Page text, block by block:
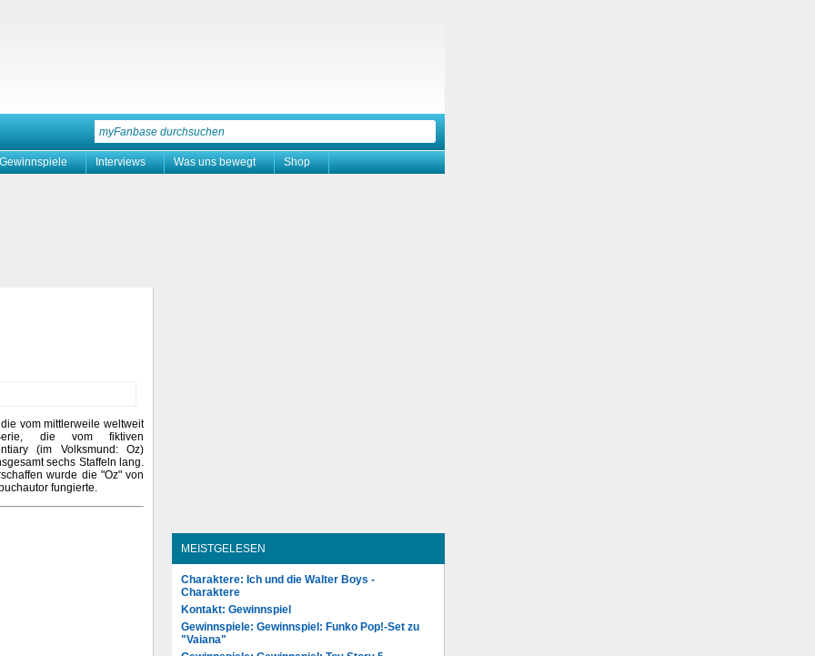
Gewinnspiele Interviews Was uns bewegt Shop
vom mittlerweile weltweit
die vom fiktiven
(im Volksmund: Oz)
sechs Staffeln lang.
wurde die "Oz" von
fungierte.
MEISTGELESEN
Charaktere: Ich und die Walter Boys -
Charaktere
Kontakt: Gewinnspiel
Gewinnspiele: Gewinnspiel: Funko Pop!-Set zu
"Vaiana"